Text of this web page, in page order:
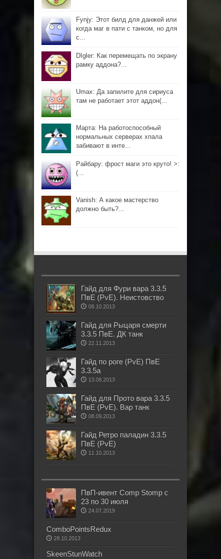
Fynjy: Этот билд для данжей или
когда маг в пати с танком, но для
с...
DIgler: Как перемещать по экрану
рамку аддона?...
Umax: Да запилите для сириуса
там не работает этот аддон(...
Марта: На работоспособный
нормальных серверах хпала
забивают в инте...
Райбару: фрост маги это круто! >:
(...
Vanish: А какое мастерство
должно быть?...
Гайд для Фури вара 3.3.5
ПвЕ (PvE). Неистовство
08.10.2013
Гайд для Рыцаря смерти
3.3.5 ПвЕ. ДК танк
22.11.2013
Гайд по роге (PvE) ПвЕ
3.3.5а
13.08.2013
Гайд для Прото вара 3.3.5
ПвЕ (PvE). Вар танк
08.09.2013
Гайд Ретро паладин 3.3.5
ПвЕ (PvE)
11.10.2013
ПвП-ивент Comp Stomp с
23 по 30 июля
24.07.2019
ComboPointsRedux
28.10.2013
SkeenStunWatch